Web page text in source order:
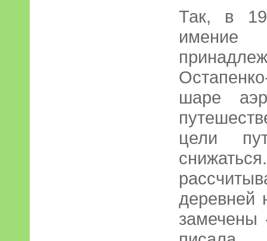
Так, в
имение
шаре
цели
деревней
замечены